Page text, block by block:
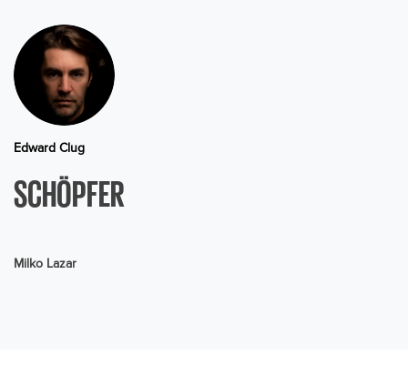
Edward Clug
SCHÖPFER
Milko Lazar